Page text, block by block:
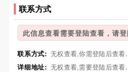
联系方式
此信息查看需要登陆查看，请
联系方式: 无权查看,你需登陆后查看.
详细地址: 无权查看,需要登陆后查看.